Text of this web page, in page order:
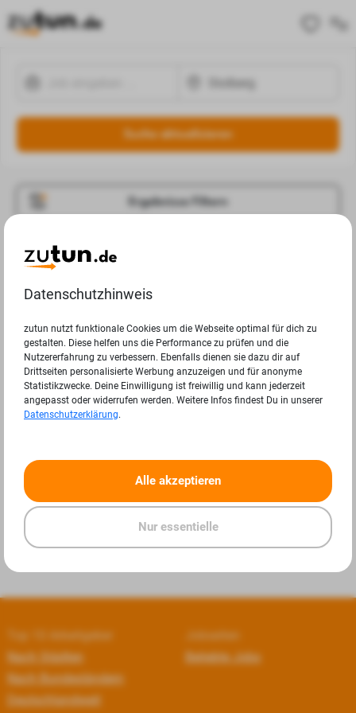
Suche aktualisieren
Ergebnisse Filtern
Jobangebote
Ergebnisse.
« »
Top 10 Arbeitgeber
Nach Städten
Nach Bundesländern
Deutschlandweit
Jobseiten
Beliebte Jobs
Datenschutzhinweis
zutun nutzt funktionale Cookies um die Webseite optimal für dich zu
gestalten. Diese helfen uns die Performance zu prüfen und die
Nutzererfahrung zu verbessern. Ebenfalls dienen sie dazu dir auf
Drittseiten personalisierte Werbung anzuzeigen und für anonyme
Statistikzwecke. Deine Einwilligung ist freiwillig und kann jederzeit
angepasst oder widerrufen werden. Weitere Infos findest Du in unserer
Datenschutzerklärung.
Alle akzeptieren
Nur essentielle